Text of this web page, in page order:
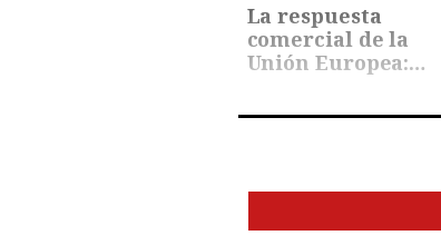
La respuesta
comercial de la
Unión Europea: